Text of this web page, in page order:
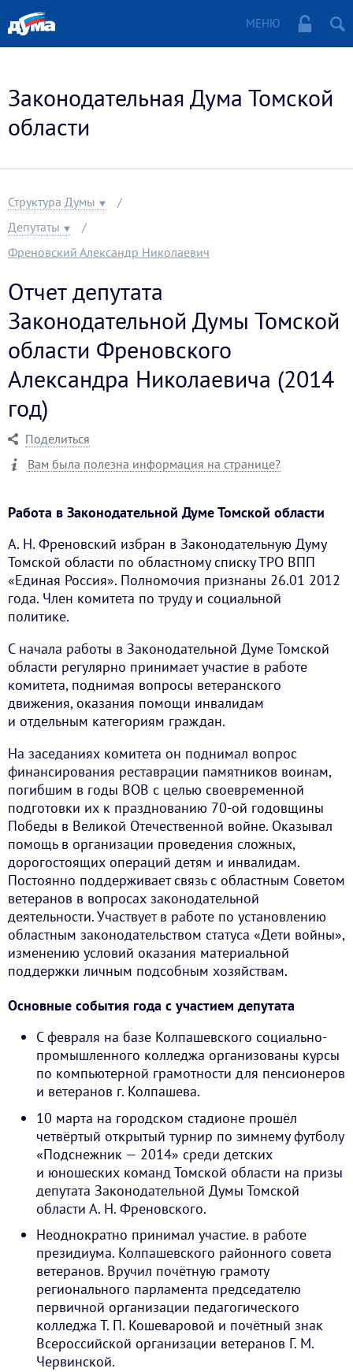
МЕНЮ
Законодательная Дума Томской
области
Структура Думы
Депутаты
Френовский Александр Николаевич
Отчет депутата
Законодательной Думы Томской
области Френовского
Александра Николаевича (2014
год)
Поделиться
Вам была полезна информация на странице?
Работа в Законодательной Думе Томской области
А. Н. Френовский избран в Законодательную Думу
Томской области по областному списку ТРО ВПП
«Единая Россия». Полномочия признаны 26.01 2012
года. Член комитета по труду и социальной
политике.
С начала работы в Законодательной Думе Томской
области регулярно принимает участие в работе
комитета, поднимая вопросы ветеранского
движения, оказания помощи инвалидам
и отдельным категориям граждан.
На заседаниях комитета он поднимал вопрос
финансирования реставрации памятников воинам,
погибшим в годы ВОВ с целью своевременной
подготовки их к празднованию 70-ой годовщины
Победы в Великой Отечественной войне. Оказывал
помощь в организации проведения сложных,
дорогостоящих операций детям и инвалидам.
Постоянно поддерживает связь с областным Советом
ветеранов в вопросах законодательной
деятельности. Участвует в работе по установлению
областным законодательством статуса «Дети войны»,
изменению условий оказания материальной
поддержки личным подсобным хозяйствам.
Основные события года с участием депутата
С февраля на базе Колпашевского социально-
промышленного колледжа организованы курсы
по компьютерной грамотности для пенсионеров
и ветеранов г. Колпашева.
10 марта на городском стадионе прошёл
четвёртый открытый турнир по зимнему футболу
«Подснежник — 2014» среди детских
и юношеских команд Томской области на призы
депутата Законодательной Думы Томской
области А. Н. Френовского.
Неоднократно принимал участие. в работе
президиума. Колпашевского районного совета
ветеранов. Вручил почётную грамоту
регионального парламента председателю
первичной организации педагогического
колледжа Т. П. Кошеваровой и почётный знак
Всероссийской организации ветеранов Г. М.
Червинской.